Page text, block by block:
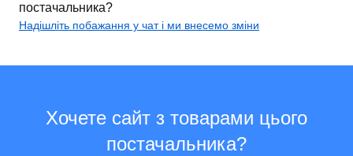
постачальника?
Надішліть побажання у чат і ми внесемо зміни
Хочете сайт з товарами цього
постачальника?